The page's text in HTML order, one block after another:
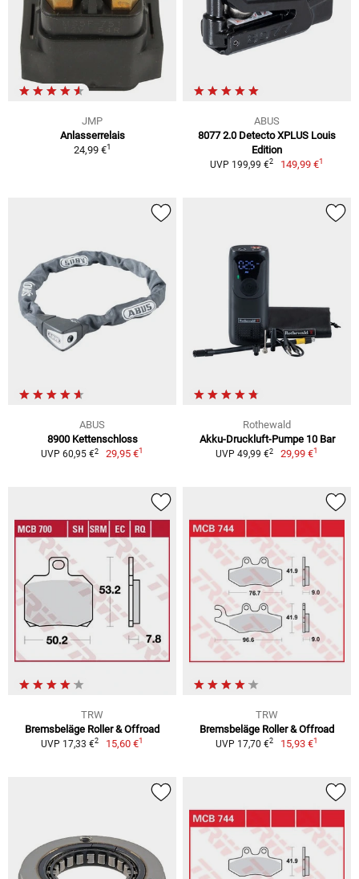
JMP
Anlasserrelais
24,99 €1
ABUS
8077 2.0 Detecto XPLUS Louis
Edition
UVP 199,99 €2 149,99 €1
ABUS
8900 Kettenschloss
UVP 60,95 €2 29,95 €1
Rothewald
Akku-Druckluft-Pumpe 10 Bar
UVP 49,99 €2 29,99 €1
TRW
Bremsbeläge Roller & Offroad
UVP 17,33 €2 15,60 €1
TRW
Bremsbeläge Roller & Offroad
UVP 17,70 €2 15,93 €1